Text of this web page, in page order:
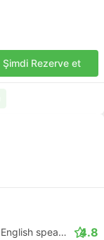
Şimdi Rezerve et
Daytrip private transfer with English speaking driver 4.8